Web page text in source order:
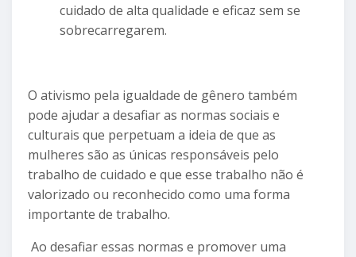
cuidado de alta qualidade e eficaz sem se
sobrecarregarem.
O ativismo pela igualdade de gênero também
pode ajudar a desafiar as normas sociais e
culturais que perpetuam a ideia de que as
mulheres são as únicas responsáveis pelo
trabalho de cuidado e que esse trabalho não é
valorizado ou reconhecido como uma forma
importante de trabalho.
Ao desafiar essas normas e promover uma